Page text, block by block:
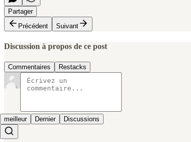
Partager
Précédent
Suivant
Discussion à propos de ce post
Commentaires Restacks
meilleur Dernier Discussions